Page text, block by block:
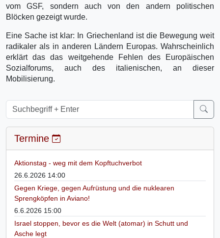
vom GSF, sondern auch von den andern politischen
Blöcken gezeigt wurde.
Eine Sache ist klar: In Griechenland ist die Bewegung weit
radikaler als in anderen Ländern Europas. Wahrscheinlich
erklärt das das weitgehende Fehlen des Europäischen
Sozialforums, auch des italienischen, an dieser
Mobilisierung.
Termine
Aktionstag - weg mit dem Kopftuchverbot
26.6.2026 14:00
Gegen Kriege, gegen Aufrüstung und die nuklearen
Sprengköpfen in Aviano!
6.6.2026 15:00
Israel stoppen, bevor es die Welt (atomar) in Schutt und
Asche legt